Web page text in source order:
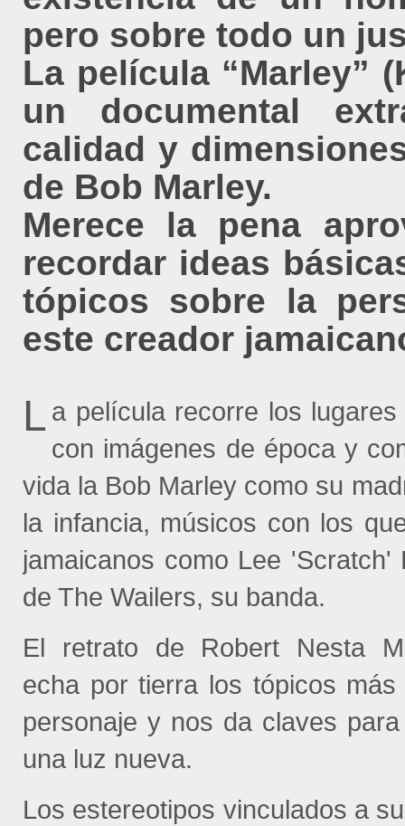
pero sobre todo un
La película “Marley”
un documental
calidad y
de Bob Marley.
Merece la pena
recordar ideas
tópicos sobre la
este creador
L a película recorre los
con imágenes de época y
vida la Bob Marley como su
la infancia, músicos con los
jamaicanos como Lee
de The Wailers, su banda.
El retrato de Robert Nesta
echa por tierra los tópicos
personaje y nos da claves
una luz nueva.
Los estereotipos vinculados a